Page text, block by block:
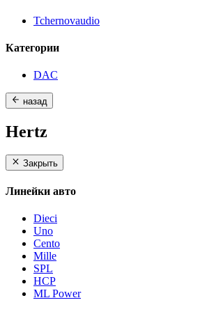
Tchernovaudio
Категории
DAC
назад
Hertz
Закрыть
Линейки авто
Dieci
Uno
Cento
Mille
SPL
HCP
ML Power